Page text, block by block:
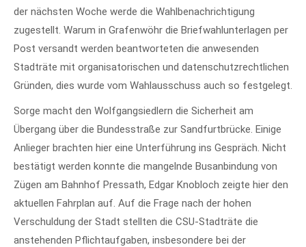
der nächsten Woche werde die Wahlbenachrichtigung
zugestellt. Warum in Grafenwöhr die Briefwahlunterlagen per
Post versandt werden beantworteten die anwesenden
Stadträte mit organisatorischen und datenschutzrechtlichen
Gründen, dies wurde vom Wahlausschuss auch so festgelegt.
Sorge macht den Wolfgangsiedlern die Sicherheit am
Übergang über die Bundesstraße zur Sandfurtbrücke. Einige
Anlieger brachten hier eine Unterführung ins Gespräch. Nicht
bestätigt werden konnte die mangelnde Busanbindung von
Zügen am Bahnhof Pressath, Edgar Knobloch zeigte hier den
aktuellen Fahrplan auf. Auf die Frage nach der hohen
Verschuldung der Stadt stellten die CSU-Stadträte die
anstehenden Pflichtaufgaben, insbesondere bei der